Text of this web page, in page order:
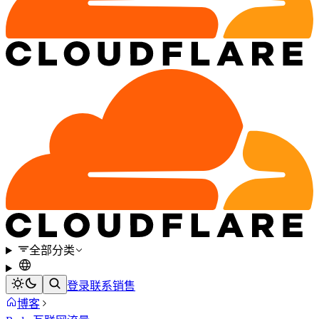
全部分类
登录联系销售
博客